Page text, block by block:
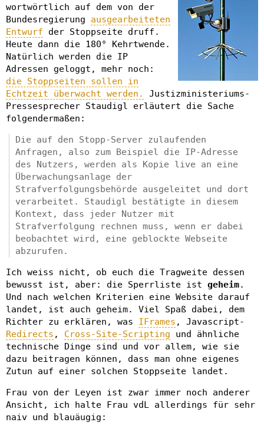
wortwörtlich auf dem von der
Bundesregierung ausgearbeiteten
Entwurf der Stoppseite druff.
Heute dann die 180° Kehrtwende.
Natürlich werden die IP
Adressen geloggt, mehr noch:
die Stoppseiten sollen in
Echtzeit überwacht werden.
Justizministeriums-
Pressesprecher Staudigl erläutert die Sache
folgendermaßen:
Die auf den Stopp-Server zulaufenden
Anfragen, also zum Beispiel die IP-Adresse
des Nutzers, werden als Kopie live an eine
Überwachungsanlage der
Strafverfolgungsbehörde ausgeleitet und dort
verarbeitet. Staudigl bestätigte in diesem
Kontext, dass jeder Nutzer mit
Strafverfolgung rechnen muss, wenn er dabei
beobachtet wird, eine geblockte Webseite
abzurufen.
Ich weiss nicht, ob euch die Tragweite dessen
bewusst ist, aber: die Sperrliste ist geheim.
Und nach welchen Kriterien eine Website darauf
landet, ist auch geheim. Viel Spaß dabei, dem
Richter zu erklären, was IFrames , Javascript-
Redirects , Cross-Site-Scripting und ähnliche
technische Dinge sind und vor allem, wie sie
dazu beitragen können, dass man ohne eigenes
Zutun auf einer solchen Stoppseite landet.
Frau von der Leyen ist zwar immer noch anderer
Ansicht, ich halte Frau vdL allerdings für sehr
naiv und blauäugig: